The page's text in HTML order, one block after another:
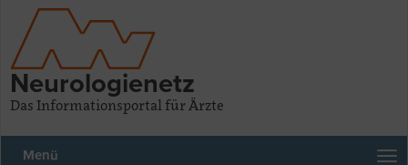
Neurologienetz
Das Informationsportal für Ärzte
Menü